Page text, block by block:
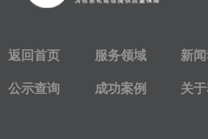
返回首页 服务领域 新
公示查询 成功案例 关